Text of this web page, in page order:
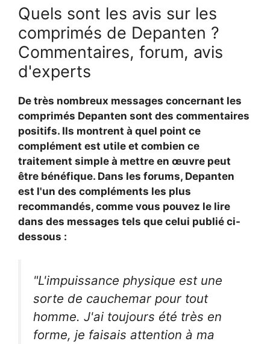
Quels sont les avis sur les
comprimés de Depanten ?
Commentaires, forum, avis
d'experts
De très nombreux messages concernant les
comprimés Depanten sont des commentaires
positifs. Ils montrent à quel point ce
complément est utile et combien ce
traitement simple à mettre en œuvre peut
être bénéfique. Dans les forums, Depanten
est l'un des compléments les plus
recommandés, comme vous pouvez le lire
dans des messages tels que celui publié ci-
dessous :
"L'impuissance physique est une
sorte de cauchemar pour tout
homme. J'ai toujours été très en
forme, je faisais attention à ma